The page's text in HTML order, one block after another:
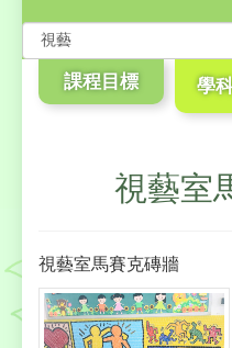
課程目標 學
視藝室
視藝室馬賽克磚牆